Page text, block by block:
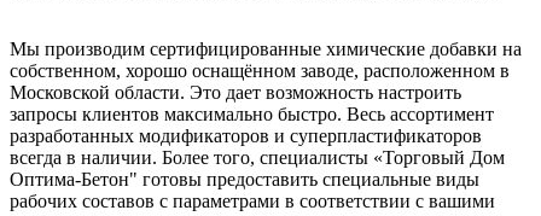
Мы производим сертифицированные химические добавки на
собственном, хорошо оснащённом заводе, расположенном в
Московской области. Это дает возможность настроить
запросы клиентов максимально быстро. Весь ассортимент
разработанных модификаторов и суперпластификаторов
всегда в наличии. Более того, специалисты «Торговый Дом
Оптима-Бетон" готовы предоставить специальные виды
рабочих составов с параметрами в соответствии с вашими